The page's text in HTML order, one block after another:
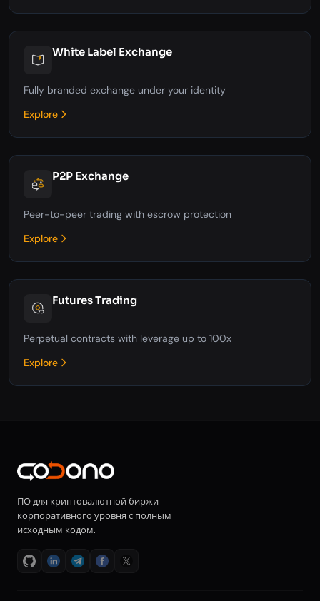
White Label Exchange
Fully branded exchange under your identity
Explore
P2P Exchange
Peer-to-peer trading with escrow protection
Explore
Futures Trading
Perpetual contracts with leverage up to 100x
Explore
ПО для криптовалютной биржи
корпоративного уровня с полным
исходным кодом.